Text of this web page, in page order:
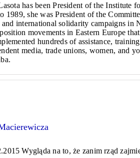
has been President of the
1989, she was President of the
and international solidarity campaigns in
movements in Eastern Europe
hundreds of assistance,
media, trade unions, women, and
Wygląda na to, że zanim rząd